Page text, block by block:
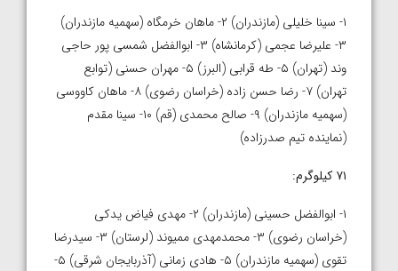
۱- سینا خلیلی (مازندران) ۲- ماهان خرمگاه (سهمیه مازندران)
۳- علیرضا عجمی (کرمانشاه) ۳- ابوالفضل شمسی پور حاجی
وند (تهران) ۵- طه قرابی (البرز) ۵- مهران حسنی (توابع
تهران) ۷- رضا حسن زاده (خراسان رضوی) ۸- ماهان کاووسی
(سهمیه مازندران) ۹- صالح محمدی (قم) ۱۰- سینا مقدم
(نماینده تیم صدرزاده)
۷۱ کیلوگرم:
۱- ابوالفضل حسینی (مازندران) ۲- مهدی فیاض یدکی
(خراسان رضوی) ۳- محمدمهدی ممیوند (لرستان) ۳- سیدرضا
تقوی (سهمیه مازندران) ۵- هادی زمانی (آذربایجان شرقی) ۵-